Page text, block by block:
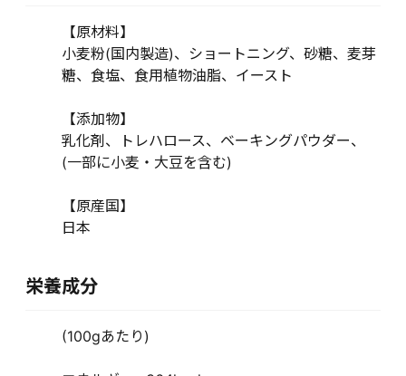
【原材料】
小麦粉(国内製造)、ショートニング、砂糖、麦芽
糖、食塩、食用植物油脂、イースト
【添加物】
乳化剤、トレハロース、ベーキングパウダー、
(一部に小麦・大豆を含む)
【原産国】
日本
栄養成分
(100gあたり)